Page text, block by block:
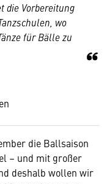
die Vorbereitung
wo
für Bälle zu
die Ballsaison
– und mit großer
deshalb wollen wir